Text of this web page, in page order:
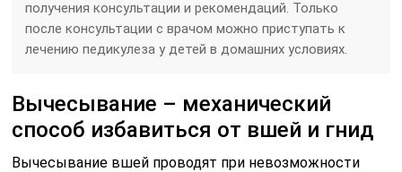
получения консультации и рекомендаций. Только
после консультации с врачом можно приступать к
лечению педикулеза у детей в домашних условиях.
Вычесывание – механический
способ избавиться от вшей и гнид
Вычесывание вшей проводят при невозможности